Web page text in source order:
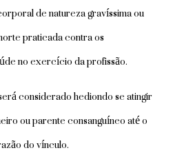
de natureza gravíssima ou
praticada contra os
no exercício da profissão.
considerado hediondo se atingir
ou parente consanguíneo até o
do vínculo.